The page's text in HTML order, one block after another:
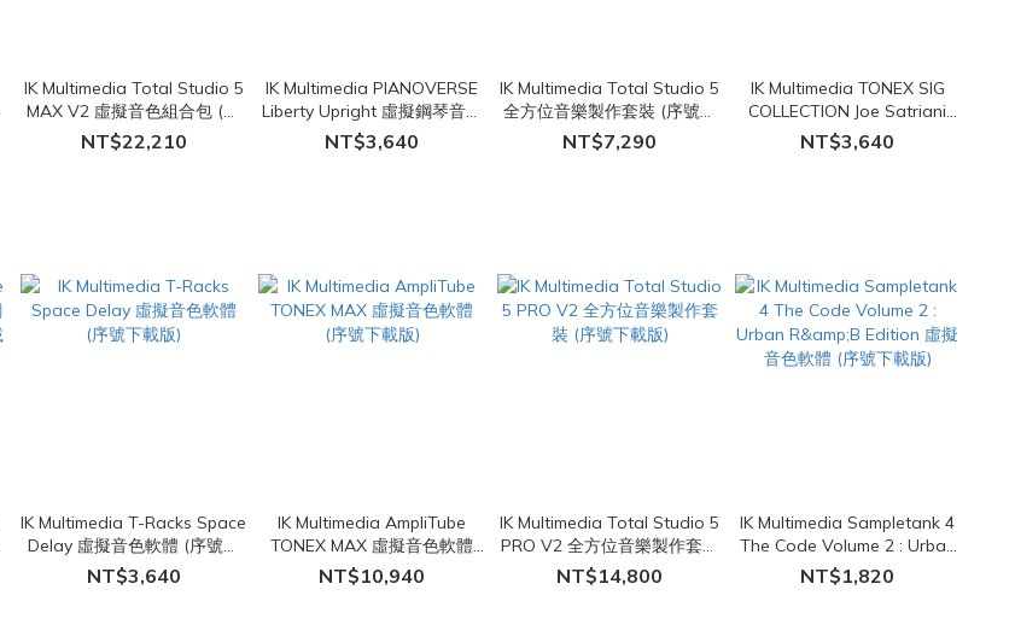
IK Multimedia Total Studio 5
MAX V2 虛擬音色組合包 (序
號下載版)
NT$22,210
IK Multimedia PIANOVERSE
Liberty Upright 虛擬鋼琴音色
軟體 (序號下載版)
NT$3,640
IK Multimedia Total Studio 5
全方位音樂製作套裝 (序號下
載版)
NT$7,290
IK Multimedia TONEX SIG
COLLECTION Joe Satriani
Amp Vault 虛擬音色軟體 (序
號下載版)
NT$3,640
IK Multimedia T-Racks Space
Delay 虛擬音色軟體 (序號下
載版)
NT$3,640
IK Multimedia AmpliTube
TONEX MAX 虛擬音色軟體
(序號下載版)
NT$10,940
IK Multimedia Total Studio 5
PRO V2 全方位音樂製作套裝
(序號下載版)
NT$14,800
IK Multimedia Sampletank 4
The Code Volume 2 : Urban
R&B Edition 虛擬音色軟體
(序號下載版)
NT$1,820